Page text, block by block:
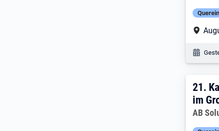
21.
21.
im
AB